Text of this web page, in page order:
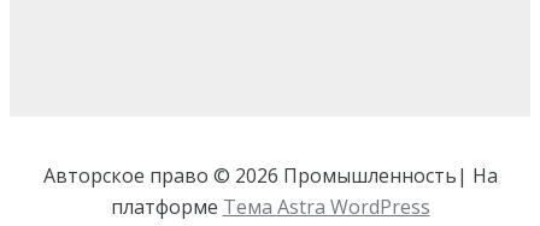
Авторское право © 2026 Промышленность| На
платформе Тема Astra WordPress